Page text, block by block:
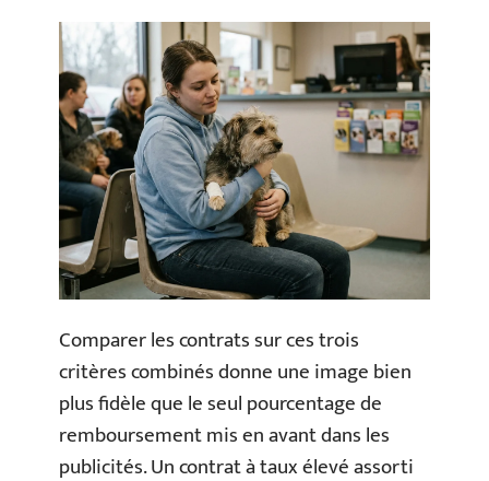
Comparer les contrats sur ces trois
critères combinés donne une image bien
plus fidèle que le seul pourcentage de
remboursement mis en avant dans les
publicités. Un contrat à taux élevé assorti